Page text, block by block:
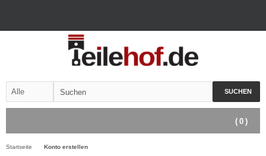
SUCHEN
( 0 )
Startseite Konto erstellen